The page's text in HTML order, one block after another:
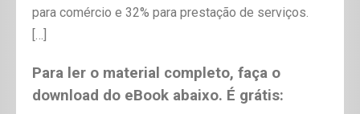
para comércio e 32% para prestação de serviços.
[…]
Para ler o material completo, faça o
download do eBook abaixo. É grátis: